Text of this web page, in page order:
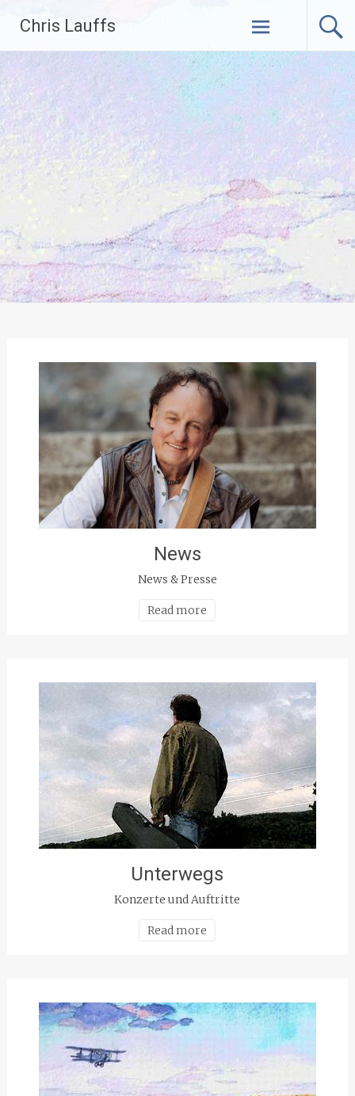
Chris Lauffs
Skip
to
content
News
News & Presse
Read more
Unterwegs
Konzerte und Auftritte
Read more